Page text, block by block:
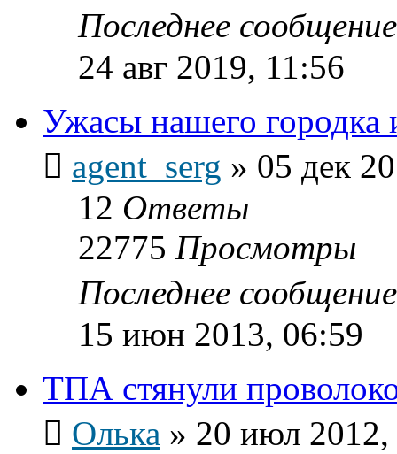
Последнее
24 авг 2019, 11:56
Ужасы нашего городка
agent_serg » 05 дек
12 Ответы
22775 Просмотры
Последнее
15 июн 2013, 06:59
ТПА стянули
Олька » 20 июл 2012,